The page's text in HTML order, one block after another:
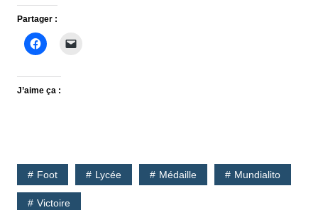
Partager :
J’aime ça :
Foot Lycée Médaille Mundialito
Victoire